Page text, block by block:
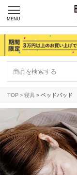
MENU
TOP 寝具 ベッドパッド